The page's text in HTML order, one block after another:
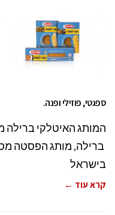
ספגטי, פוזילי ופנה.
המותג האיטלקי
בישראל
קרא עוד ←